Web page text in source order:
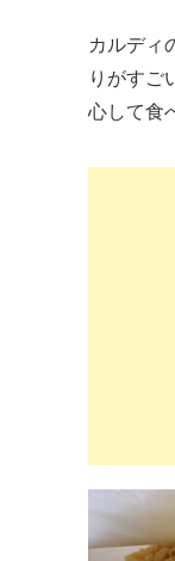
カルディ
りがすご
心して食